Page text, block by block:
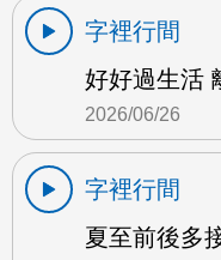
字裡行間
好好過生活
2026/06/26
字裡行間
夏至前後多